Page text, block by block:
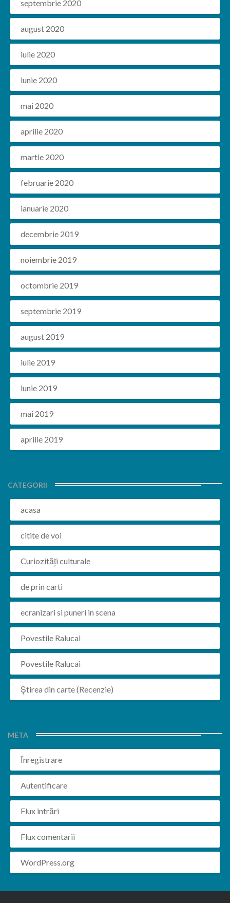
septembrie 2020
august 2020
iulie 2020
iunie 2020
mai 2020
aprilie 2020
martie 2020
februarie 2020
ianuarie 2020
decembrie 2019
noiembrie 2019
octombrie 2019
septembrie 2019
august 2019
iulie 2019
iunie 2019
mai 2019
aprilie 2019
CATEGORII
acasa
citite de voi
Curiozități culturale
de prin carti
ecranizari si puneri in scena
Povestile Ralucai
Povestile Ralucai
Știrea din carte (Recenzie)
META
Înregistrare
Autentificare
Flux intrări
Flux comentarii
WordPress.org